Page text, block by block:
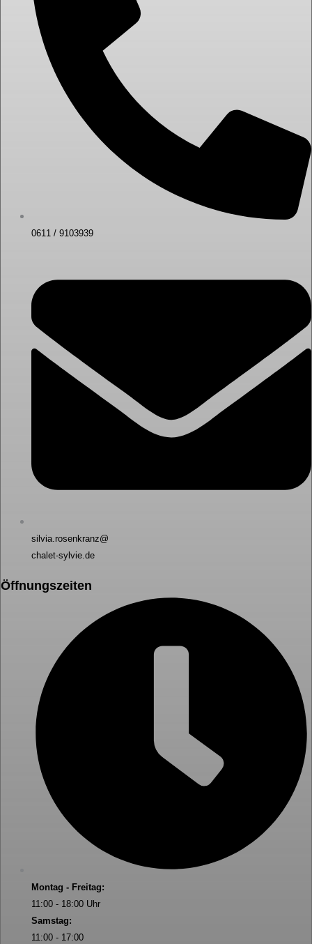
0611 / 9103939
silvia.rosenkranz@
chalet-sylvie.de
Öffnungszeiten
Montag - Freitag:
11:00 - 18:00 Uhr
Samstag:
11:00 - 17:00